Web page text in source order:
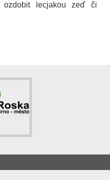
ozdobit lecjakou zeď či